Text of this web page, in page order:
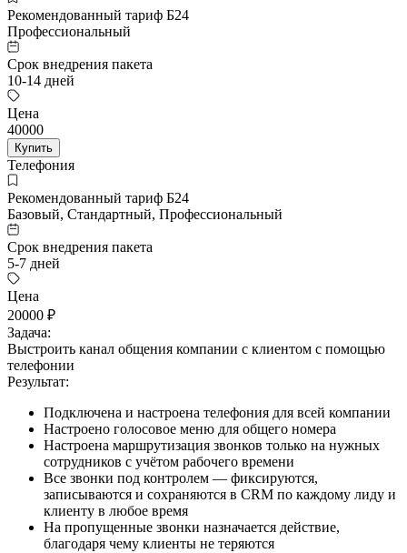
Рекомендованный тариф Б24
Профессиональный
Срок внедрения пакета
10-14 дней
Цена
40000
Купить
Телефония
Рекомендованный тариф Б24
Базовый, Стандартный, Профессиональный
Срок внедрения пакета
5-7 дней
Цена
20000 ₽
Задача:
Выстроить канал общения компании с клиентом с помощью
телефонии
Результат:
Подключена и настроена телефония для всей компании
Настроено голосовое меню для общего номера
Настроена маршрутизация звонков только на нужных
сотрудников с учётом рабочего времени
Все звонки под контролем — фиксируются,
записываются и сохраняются в CRM по каждому лиду и
клиенту в любое время
На пропущенные звонки назначается действие,
благодаря чему клиенты не теряются